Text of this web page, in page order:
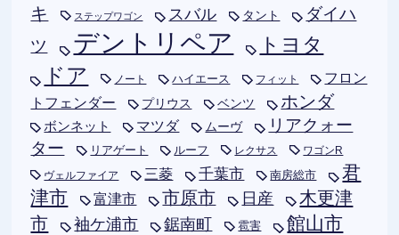
キ
ステップワゴン スバル タント
ダイハ
ツ
デントリペア
トヨタ
ドア
ノート ハイエース フィット
フロン
トフェンダー
プリウス ベンツ ホンダ
ボンネット マツダ ムーヴ
リアクォー
ター
リアゲート ルーフ レクサス ワゴンR
ヴェルファイア 三菱 千葉市 南房総市
君
津市
富津市 市原市 日産
木更津
市
袖ケ浦市 鋸南町 雹害 館山市